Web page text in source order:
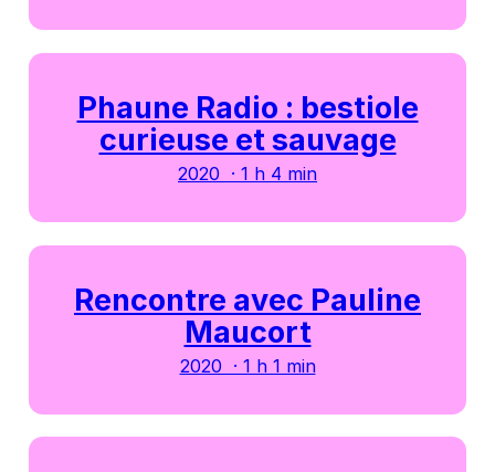
Phaune Radio : bestiole
curieuse et sauvage
2020 · 1 h 4 min
Rencontre avec Pauline
Maucort
2020 · 1 h 1 min